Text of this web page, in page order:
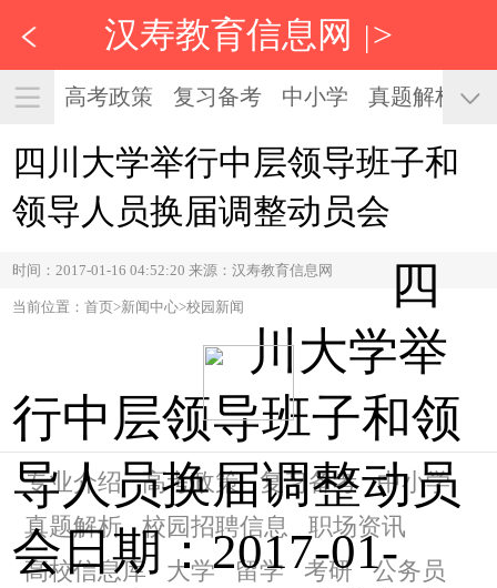
汉寿教育信息网 |>
高考政策 复习备考 中小学 真题解析
四川大学举行中层领导班子和
领导人员换届调整动员会
时间：2017-01-16 04:52:20 来源：汉寿教育信息网
当前位置：首页>新闻中心>校园新闻
四
川大学举
行中层领导班子和领
导人员换届调整动员
会日期：2017-01-
专业介绍 高考政策 复习备考
中小学
真题解析
校园招聘信息
职场资讯
高校信息库
大学 留学 考研
公务员